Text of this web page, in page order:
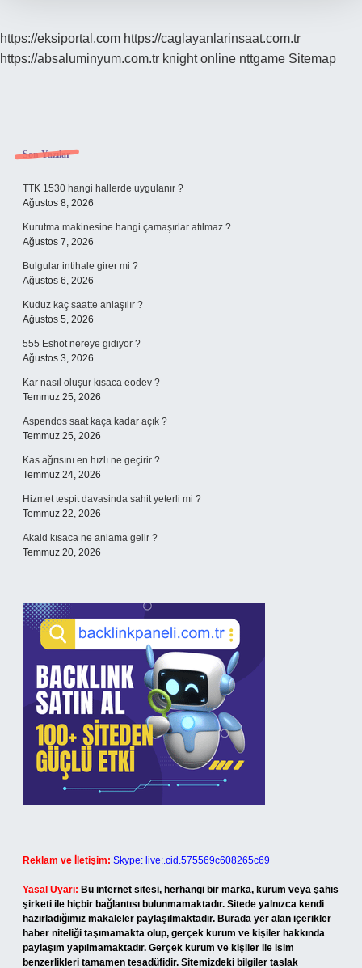
https://eksiportal.com https://caglayanlarinsaat.com.tr
https://absaluminyum.com.tr knight online nttgame Sitemap
Sidebar
Son Yazılar
TTK 1530 hangi hallerde uygulanır ?
Ağustos 8, 2026
Kurutma makinesine hangi çamaşırlar atılmaz ?
Ağustos 7, 2026
Bulgular intihale girer mi ?
Ağustos 6, 2026
Kuduz kaç saatte anlaşılır ?
Ağustos 5, 2026
555 Eshot nereye gidiyor ?
Ağustos 3, 2026
Kar nasıl oluşur kısaca eodev ?
Temmuz 25, 2026
Aspendos saat kaça kadar açık ?
Temmuz 25, 2026
Kas ağrısını en hızlı ne geçirir ?
Temmuz 24, 2026
Hizmet tespit davasinda sahit yeterli mi ?
Temmuz 22, 2026
Akaid kısaca ne anlama gelir ?
Temmuz 20, 2026
Reklam ve İletişim: Skype: live:.cid.575569c608265c69
Yasal Uyarı: Bu internet sitesi, herhangi bir marka, kurum veya şahıs
şirketi ile hiçbir bağlantısı bulunmamaktadır. Sitede yalnızca kendi
hazırladığımız makaleler paylaşılmaktadır. Burada yer alan içerikler
haber niteliği taşımamakta olup, gerçek kurum ve kişiler hakkında
paylaşım yapılmamaktadır. Gerçek kurum ve kişiler ile isim
benzerlikleri tamamen tesadüfidir. Sitemizdeki bilgiler taslak